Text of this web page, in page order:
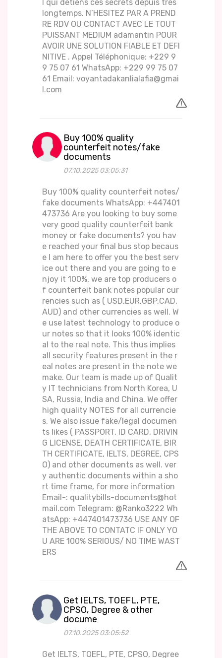
l qui détiens ces secrets depuis très
longtemps. N’HESITEZ PAR A PREND
RE RDV OU CONTACT AVEC LE TOUT
PUISSANT MEDIUM adamantin POUR
AVOIR UNE SOLUTION FIABLE ET DEFI
NITIVE . Appel Téléphonique: +229 9
9 75 07 61 WhatsApp: +229 99 75 07
61 Email: voyantadakanlialafia@gmai
l.com
Buy 100% quality
counterfeit notes/fake
documents
07.10.2025 03:05:31
Buy 100% quality counterfeit notes/
fake documents WhatsApp: +447401
473736 Are you looking to buy some
very good quality counterfeit bank
money or fake documents? you hav
e reached your final bus stop becaus
e I am here to offer you the best serv
ice out there and you are going to e
njoy it 100%, we are top producers o
f counterfeit bank notes popular cur
rencies such as ( USD,EUR,GBP,CAD,
AUD) and other currencies as well. W
e use latest technology to produce o
ur notes so that it looks 100% identic
al to the real note. This thus implies
all security features present in the r
eal notes are present in the note we
make. Our team is made up of Qualit
y IT technicians from North Korea, U
SA, Russia, India and China. We offer
high quality NOTES for all currencie
s. We also issue fake/legal documen
ts likes ( PASSPORT, ID CARD, DRIVIN
G LICENSE, DEATH CERTIFICATE, BIR
TH CERTIFICATE, IELTS, DEGREE, CPS
O) and other documents as well. ver
y authentic documents within a sho
rt time frame, for more information
Email-: qualitybills-documents@hot
mail.com Telegram: @Ranko3222 Wh
atsApp: +447401473736 USE ANY OF
THE ABOVE TO CONTATC IF ONLY YO
U ARE 100% SERIOUS/ NO TIME WAST
ERS
Get IELTS, TOEFL, PTE,
CPSO, Degree & other
docume
07.10.2025 03:05:52
Get IELTS, TOEFL, PTE, CPSO, Degree